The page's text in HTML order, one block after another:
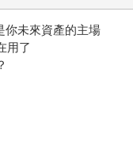
你未來資產的主場
用了